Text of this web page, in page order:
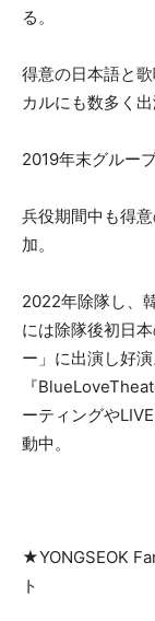
る。
得意の日本語と
カルにも数多く出
2019年末グルー
兵役期間中も得
加。
2022年除隊し、
には除隊後初日
ー」に出演し好
『
ーティングや
動中。
★YONGSEOK
ト